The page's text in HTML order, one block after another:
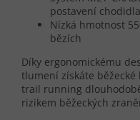
postavení chodidla
Nízká hmotnost
bězích
Díky ergonomickému
tlumení získáte
trail running
rizikem běžeckých